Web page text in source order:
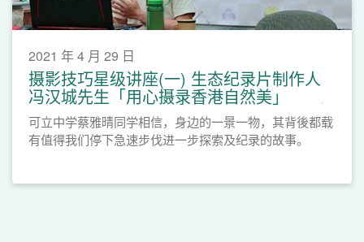
2021 年 4 月 29 日
摄影技巧星级讲座(一) 生态纪录片制作人
冯汉城先生「用心摄录香港自然美」
可立中学蔡雅晴同学相信，身边的一景一物，其背後都载
有值得我们停下急速步伐进一步探索及纪录的故事。